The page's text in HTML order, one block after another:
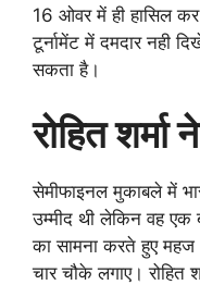
16 ओवर में ही हासिल
टूर्नामेंट में दमदार नही
सकता है।
रोहित शर्मा
सेमीफाइनल मुकाबले में
उम्मीद थी लेकिन वह एक
का सामना करते हुए महज
चार चौके लगाए। रोहित